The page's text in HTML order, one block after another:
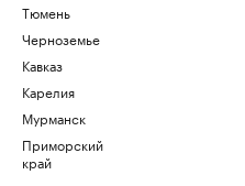
Тюмень
Черноземье
Кавказ
Карелия
Мурманск
Приморский
край